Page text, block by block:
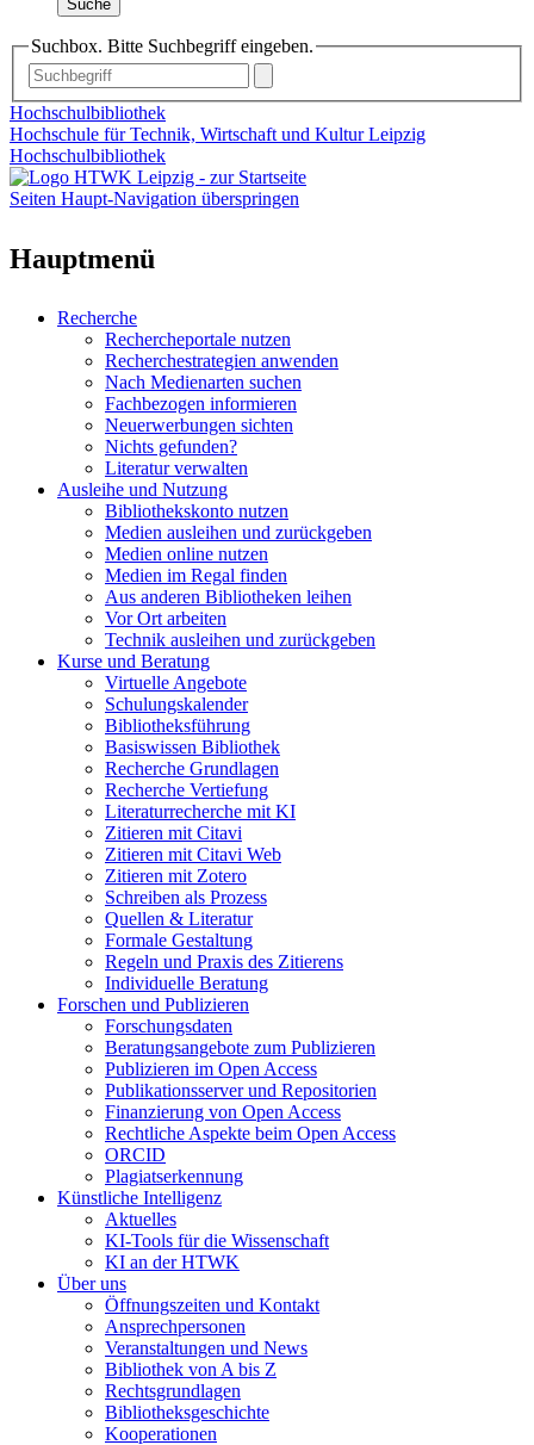
Suche
Suchbox. Bitte Suchbegriff eingeben.
Hochschulbibliothek
Hochschule für Technik, Wirtschaft und Kultur Leipzig
Hochschulbibliothek
Seiten Haupt-Navigation überspringen
Hauptmenü
Recherche
Rechercheportale nutzen
Recherchestrategien anwenden
Nach Medienarten suchen
Fachbezogen informieren
Neuerwerbungen sichten
Nichts gefunden?
Literatur verwalten
Ausleihe und Nutzung
Bibliothekskonto nutzen
Medien ausleihen und zurückgeben
Medien online nutzen
Medien im Regal finden
Aus anderen Bibliotheken leihen
Vor Ort arbeiten
Technik ausleihen und zurückgeben
Kurse und Beratung
Virtuelle Angebote
Schulungskalender
Bibliotheksführung
Basiswissen Bibliothek
Recherche Grundlagen
Recherche Vertiefung
Literaturrecherche mit KI
Zitieren mit Citavi
Zitieren mit Citavi Web
Zitieren mit Zotero
Schreiben als Prozess
Quellen & Literatur
Formale Gestaltung
Regeln und Praxis des Zitierens
Individuelle Beratung
Forschen und Publizieren
Forschungsdaten
Beratungsangebote zum Publizieren
Publizieren im Open Access
Publikationsserver und Repositorien
Finanzierung von Open Access
Rechtliche Aspekte beim Open Access
ORCID
Plagiatserkennung
Künstliche Intelligenz
Aktuelles
KI-Tools für die Wissenschaft
KI an der HTWK
Über uns
Öffnungszeiten und Kontakt
Ansprechpersonen
Veranstaltungen und News
Bibliothek von A bis Z
Rechtsgrundlagen
Bibliotheksgeschichte
Kooperationen